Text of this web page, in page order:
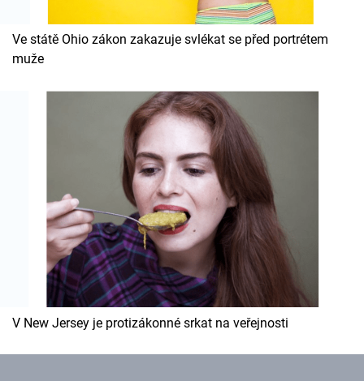
Hry
Cool Esport
Sledujte prima+
Přihlášení
Sledujte nás
Ve státě Ohio zákon zakazuje svlékat se před portrétem
muže
V New Jersey je protizákonné srkat na veřejnosti